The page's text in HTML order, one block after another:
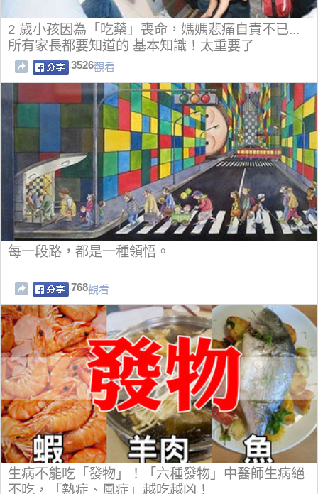
2 歲小孩因為「吃藥」喪命，媽媽悲痛自責不已...
所有家長都要知道的 基本知識！太重要了
3526觀看
每一段路，都是一種領悟。
768觀看
生病不能吃「發物」！「六種發物」中醫師生病絕
不吃，「熱症、風症」越吃越凶！